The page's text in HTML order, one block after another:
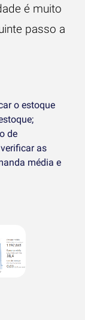
é muito
passo a
o estoque
de
as
média e